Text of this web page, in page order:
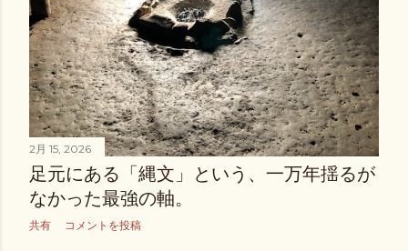
2月 15, 2026
足元にある「縄文」という、一万年揺るが
なかった最強の軸。
共有 コメントを投稿